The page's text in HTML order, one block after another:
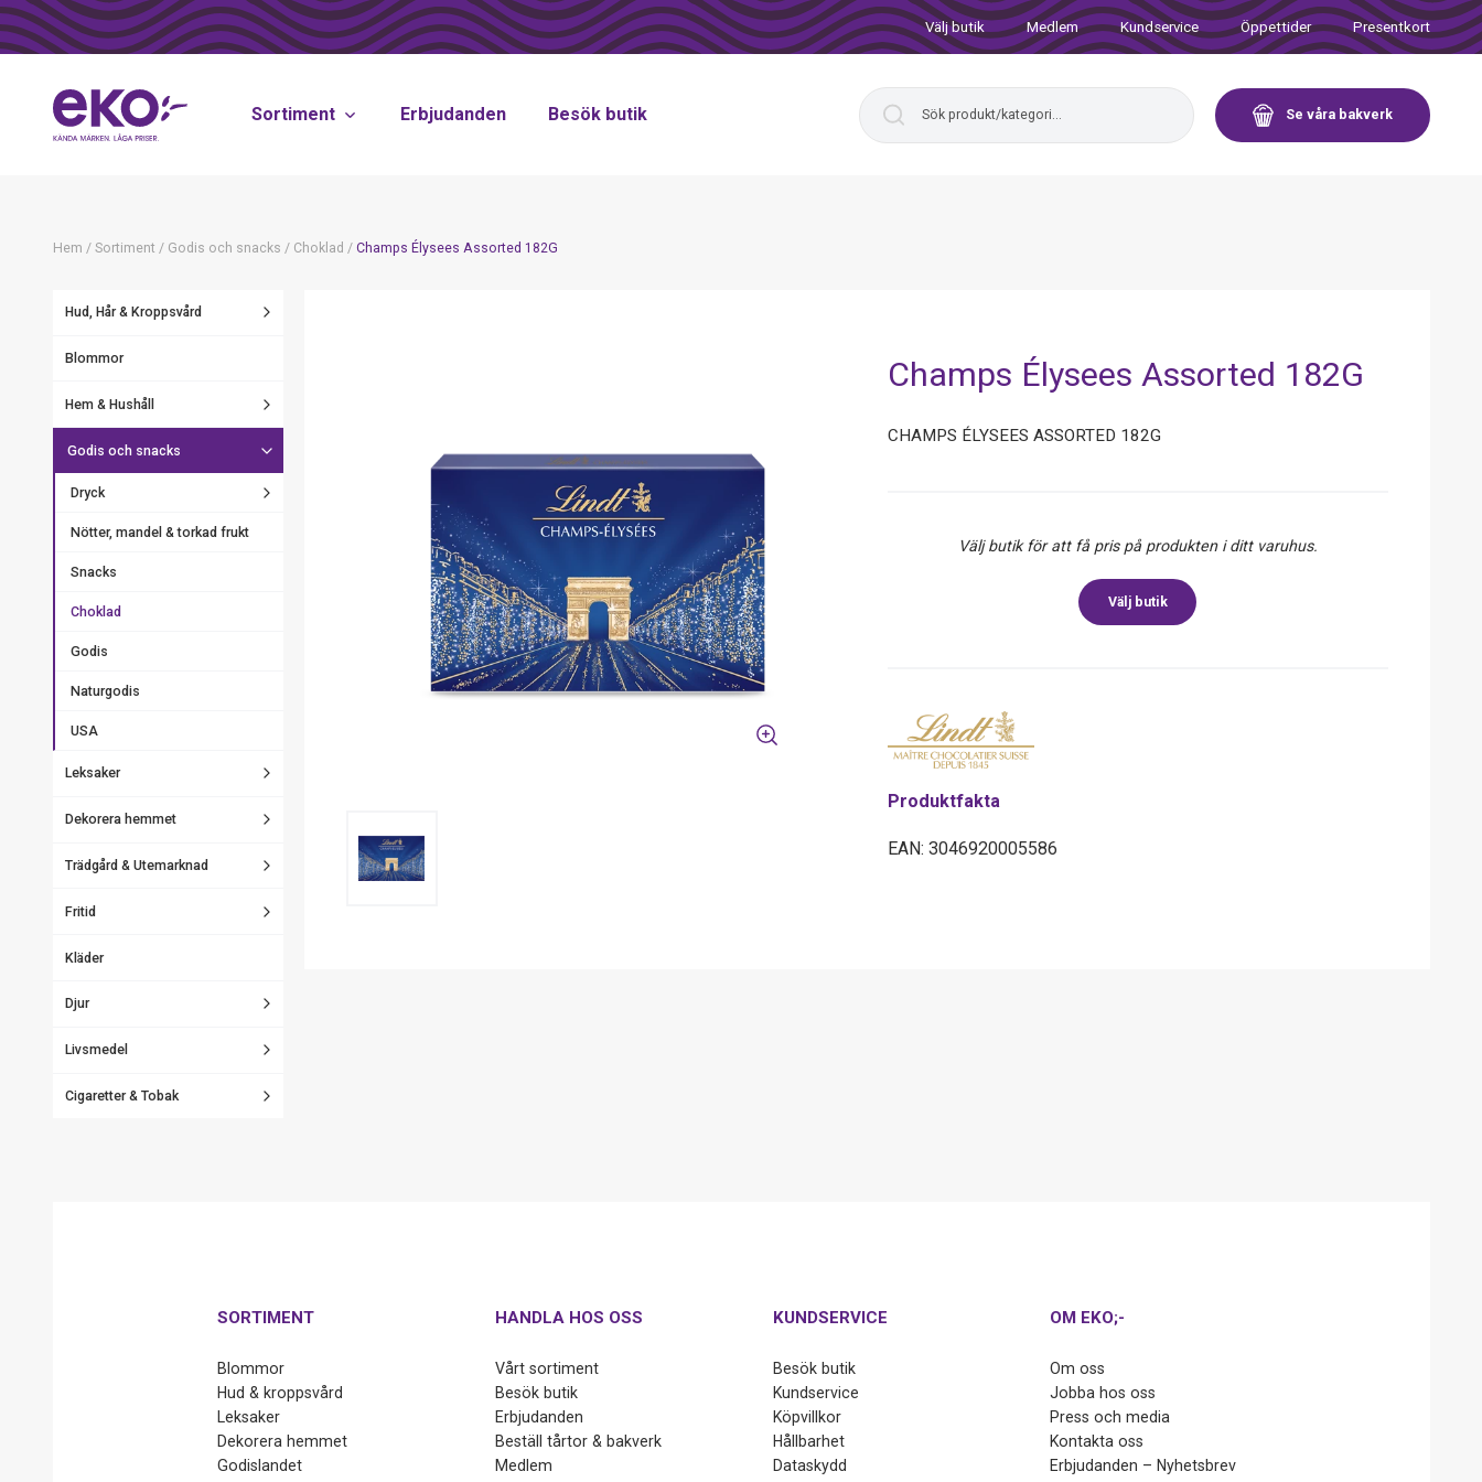
Välj butik Medlem Kundservice Öppettider Presentkort
Sortiment Erbjudanden Besök butik Se våra bakverk
Hem / Sortiment / Godis och snacks / Choklad / Champs Élysees Assorted 182G
Hud, Hår & Kroppsvård
Blommor
Hem & Hushåll
Godis och snacks
Dryck
Nötter, mandel & torkad frukt
Snacks
Choklad
Godis
Naturgodis
USA
Leksaker
Dekorera hemmet
Trädgård & Utemarknad
Fritid
Kläder
Djur
Livsmedel
Cigaretter & Tobak
Champs Élysees Assorted 182G
CHAMPS ÉLYSEES ASSORTED 182G
Välj butik för att få pris på produkten i ditt varuhus.
Välj butik
Produktfakta
EAN: 3046920005586
SORTIMENT
Blommor
Hud & kroppsvård
Leksaker
Dekorera hemmet
Godislandet
HANDLA HOS OSS
Vårt sortiment
Besök butik
Erbjudanden
Beställ tårtor & bakverk
Medlem
KUNDSERVICE
Besök butik
Kundservice
Köpvillkor
Hållbarhet
Dataskydd
OM EKO;-
Om oss
Jobba hos oss
Press och media
Kontakta oss
Erbjudanden – Nyhetsbrev